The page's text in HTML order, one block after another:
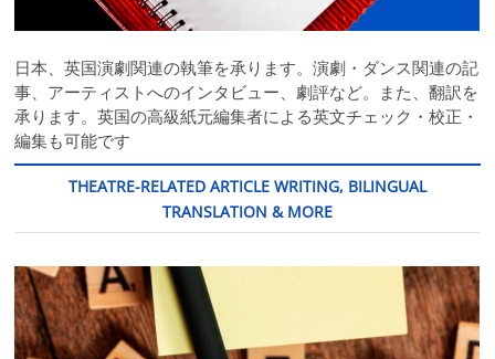
日本、英国演劇関連の執筆を承ります。演劇・ダンス関連の記
事、アーティストへのインタビュー、劇評など。また、翻訳を
承ります。英国の高級紙元編集者による英文チェック・校正・
編集も可能です
THEATRE-RELATED ARTICLE WRITING, BILINGUAL
TRANSLATION & MORE